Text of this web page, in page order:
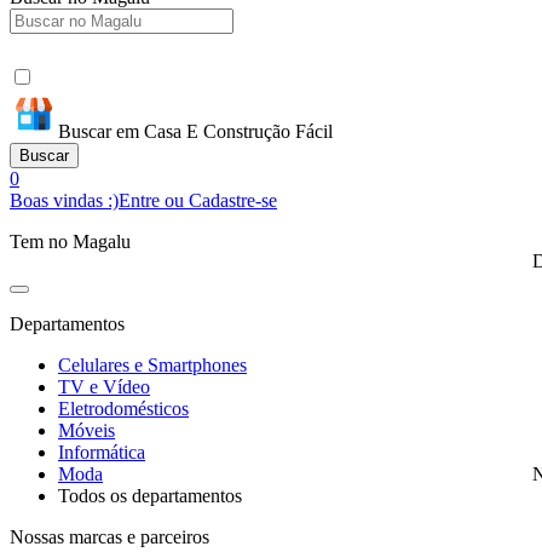
Buscar em Casa E Construção Fácil
Buscar
0
Boas vindas :)Entre ou Cadastre-se
Tem no Magalu
Departamentos
Celulares e Smartphones
TV e Vídeo
Eletrodomésticos
Móveis
Informática
Moda
Todos os departamentos
Nossas marcas e parceiros